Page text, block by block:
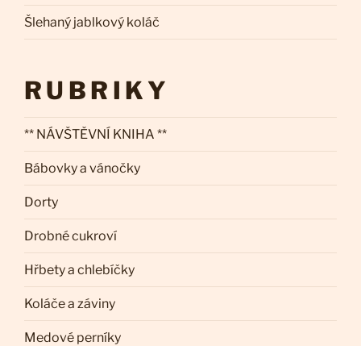
Šlehaný jablkový koláč
RUBRIKY
** NÁVŠTĚVNÍ KNIHA **
Bábovky a vánočky
Dorty
Drobné cukroví
Hřbety a chlebíčky
Koláče a záviny
Medové perníky